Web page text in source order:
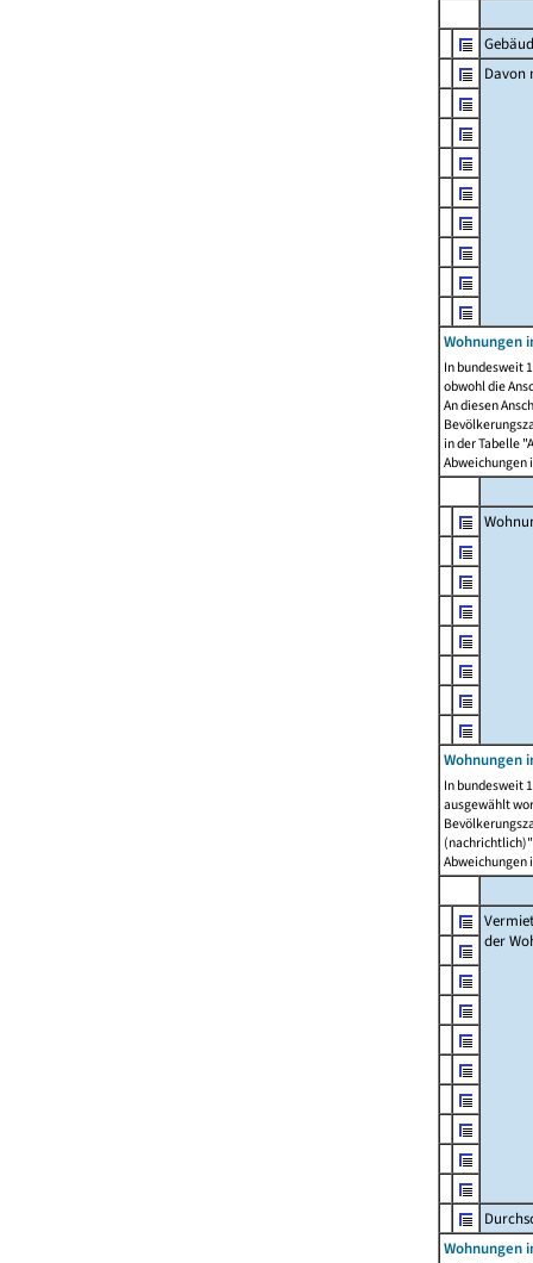
Davon
Wohnungen
In bundesweit
obwohl die
An diesen
in der Tabelle
Abweichungen
Wohnungen
In bundesweit
ausgewählt
Abweichungen
der
Wohnungen